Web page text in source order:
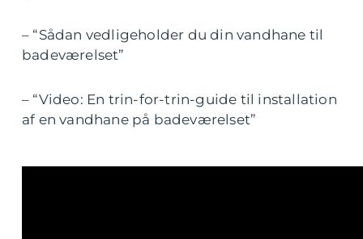
– “Sådan vedligeholder du din vandhane til
badeværelset”
– “Video: En trin-for-trin-guide til installation
af en vandhane på badeværelset”